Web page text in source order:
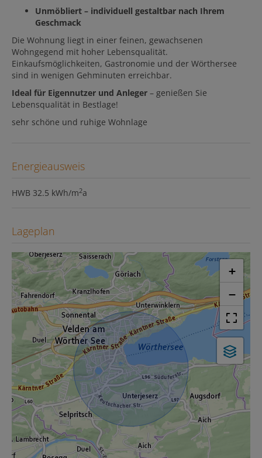
Unmöbliert – individuell gestaltbar nach Ihrem
Geschmack
Die Wohnung liegt in einer feinen, gewachsenen
Wohngegend mit hoher Lebensqualität.
Einkaufsmöglichkeiten, Gastronomie und der Wörthersee
sind in wenigen Gehminuten erreichbar.
Ideal für Eigennutzer und Anleger – genießen Sie
Lebensqualität in Bestlage!
sehr schöne und ruhige Wohnlage
Energieausweis
HWB 32.5 kWh/m2a
Lageplan
+
−